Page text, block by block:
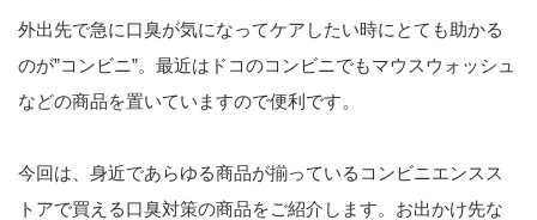
外出先で急に口臭が気になってケアしたい時にとても助かる
のが”コンビニ”。最近はドコのコンビニでもマウスウォッシュ
などの商品を置いていますので便利です。
今回は、身近であらゆる商品が揃っているコンビニエンスス
トアで買える口臭対策の商品をご紹介します。お出かけ先な